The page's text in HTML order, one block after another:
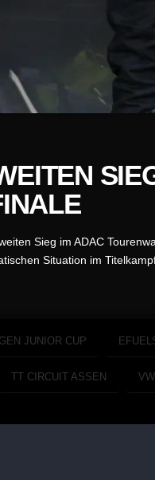
Sieg im ADAC
Situation im
JUNIOR CUP
TT CIRCUIT ASSEN